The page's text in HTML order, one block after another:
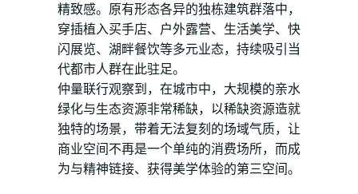
精致感。原有形态各异的独栋建筑群落中，
穿插植入买手店、户外露营、生活美学、快
闪展览、湖畔餐饮等多元业态，持续吸引当
代都市人群在此驻足。
仲量联行观察到，在城市中，大规模的亲水
绿化与生态资源非常稀缺，以稀缺资源造就
独特的场景，带着无法复刻的场域气质，让
商业空间不再是一个单纯的消费场所，而成
为与精神链接、获得美学体验的第三空间。